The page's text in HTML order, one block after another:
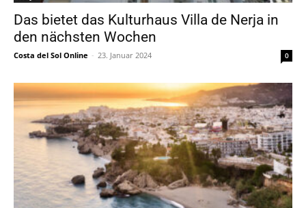
Das bietet das Kulturhaus Villa de Nerja in
den nächsten Wochen
Costa del Sol Online - 23. Januar 2024 0